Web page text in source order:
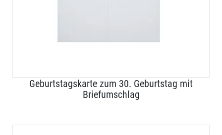
Geburtstagskarte zum 30. Geburtstag mit
Briefumschlag